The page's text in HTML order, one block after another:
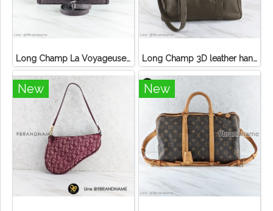
Long Champ La Voyageuse Bag Leather Long Champ 3D leather handbag
New New